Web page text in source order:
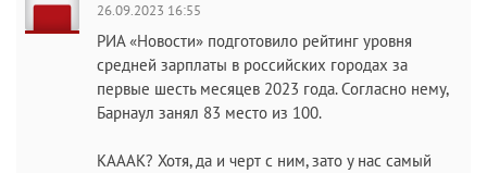
26.09.2023 16:55
РИА «Новости» подготовило рейтинг уровня
средней зарплаты в российских городах за
первые шесть месяцев 2023 года. Согласно нему,
Барнаул занял 83 место из 100.
КАААК? Хотя, да и черт с ним, зато у нас самый